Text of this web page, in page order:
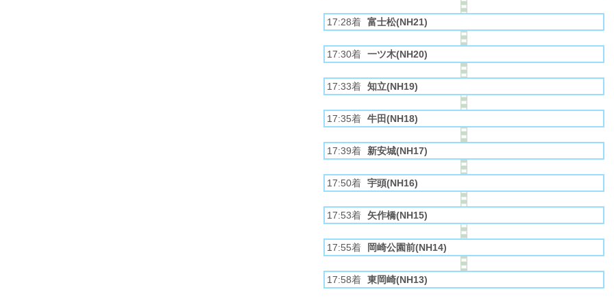
17:28着 富士松(NH21)
17:30着 一ツ木(NH20)
17:33着 知立(NH19)
17:35着 牛田(NH18)
17:39着 新安城(NH17)
17:50着 宇頭(NH16)
17:53着 矢作橋(NH15)
17:55着 岡崎公園前(NH14)
17:58着 東岡崎(NH13)